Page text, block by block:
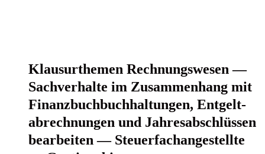
Klau­sur­the­men Rech­nungs­we­sen —
Sach­ver­hal­te im Zusam­men­hang mit
Finanz­buch­buch­hal­tun­gen, Ent­gelt­
ab­rech­nun­gen und Jah­res­ab­schlüs­sen
bear­bei­ten — Steu­er­fach­an­ge­stell­te